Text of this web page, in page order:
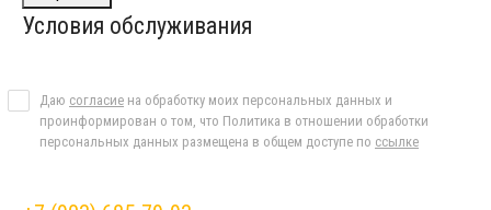
Условия обслуживания
Даю согласие на обработку моих персональных данных и
проинформирован о том, что Политика в отношении обработки
персональных данных размещена в общем доступе по ссылке